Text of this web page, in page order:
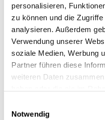
personalisieren,
zu können und die
analysieren. Außerdem
Verwendung unserer
soziale Medien, Werbung
Partner führen diese
weiteren Daten
Notwendig
Haben Sie den Verdacht,
Unterhalt von Ihnen erhält,
schon längst selbst sorgen
Vermuten Sie, dass einer
vortäuscht, also
die 15-Stunden-Woche bei